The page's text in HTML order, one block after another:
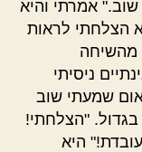
אמרתי והיא
הצלחתי לראות
מהשיחה
ניסיתי
שמעתי שוב
"הצלחתי!
היא